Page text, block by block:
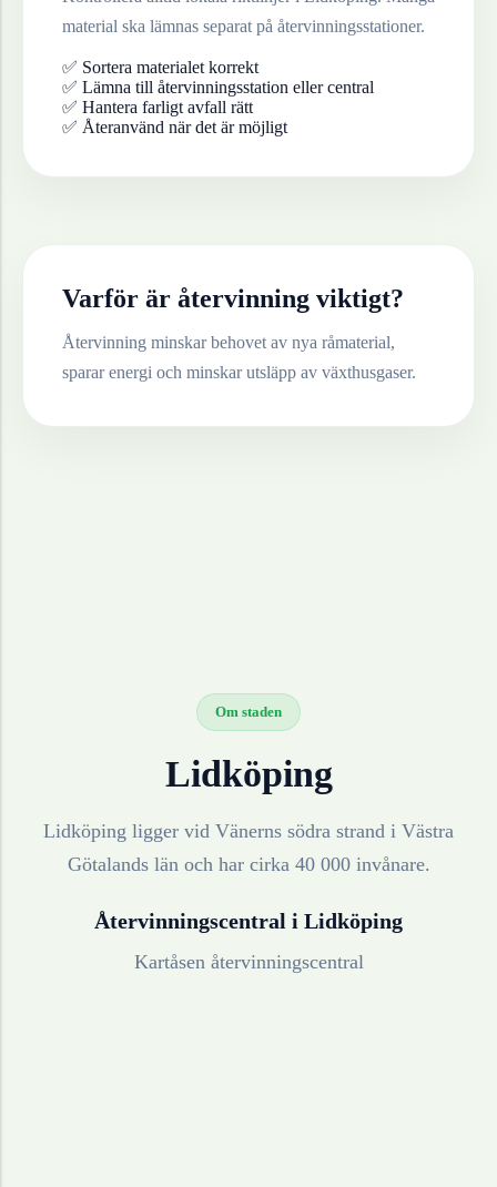
material ska lämnas separat på återvinningsstationer.
✅ Sortera materialet korrekt
✅ Lämna till återvinningsstation eller central
✅ Hantera farligt avfall rätt
✅ Återanvänd när det är möjligt
Varför är återvinning viktigt?
Återvinning minskar behovet av nya råmaterial,
sparar energi och minskar utsläpp av växthusgaser.
Om staden
Lidköping
Lidköping ligger vid Vänerns södra strand i Västra
Götalands län och har cirka 40 000 invånare.
Återvinningscentral i Lidköping
Kartåsen återvinningscentral